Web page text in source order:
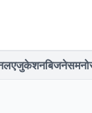
एजुकेशनबिजनेस